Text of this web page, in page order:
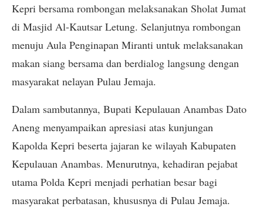
Kepri bersama rombongan melaksanakan Sholat Jumat
di Masjid Al-Kautsar Letung. Selanjutnya rombongan
menuju Aula Penginapan Miranti untuk melaksanakan
makan siang bersama dan berdialog langsung dengan
masyarakat nelayan Pulau Jemaja.
Dalam sambutannya, Bupati Kepulauan Anambas Dato
Aneng menyampaikan apresiasi atas kunjungan
Kapolda Kepri beserta jajaran ke wilayah Kabupaten
Kepulauan Anambas. Menurutnya, kehadiran pejabat
utama Polda Kepri menjadi perhatian besar bagi
masyarakat perbatasan, khususnya di Pulau Jemaja.